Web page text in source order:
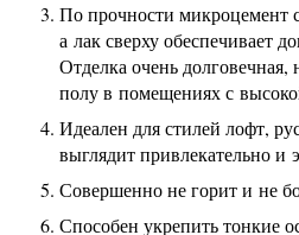
По прочности микроцемент
а лак сверху обеспечивает
Отделка очень долговечная,
полу в помещениях с
Идеален для стилей лофт,
выглядит привлекательно и
Совершенно не горит и не
Способен укрепить тонкие